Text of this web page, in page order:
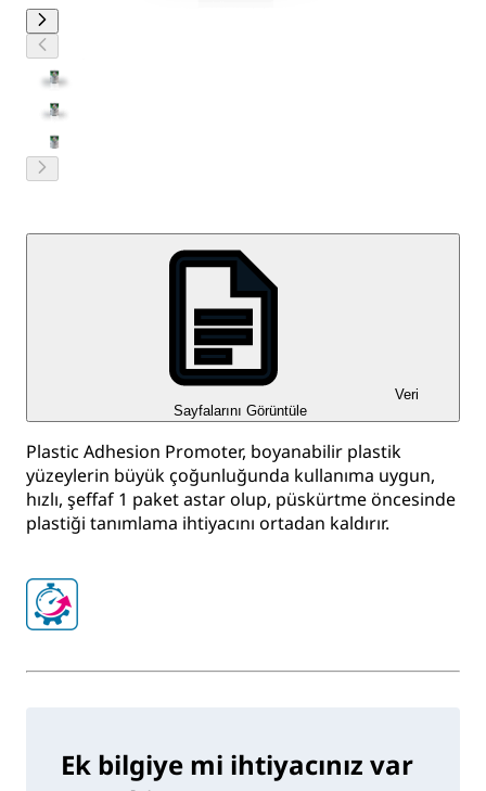
Veri
Sayfalarını Görüntüle
Plastic Adhesion Promoter, boyanabilir plastik
yüzeylerin büyük çoğunluğunda kullanıma uygun,
hızlı, şeffaf 1 paket astar olup, püskürtme öncesinde
plastiği tanımlama ihtiyacını ortadan kaldırır.
Ek bilgiye mi ihtiyacınız var